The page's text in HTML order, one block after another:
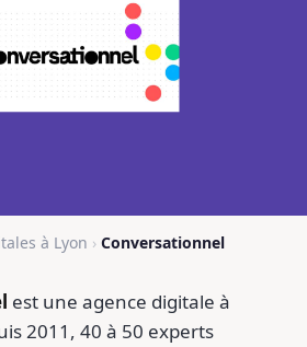
à Lyon › Conversationnel
est une agence digitale à
2011, 40 à 50 experts